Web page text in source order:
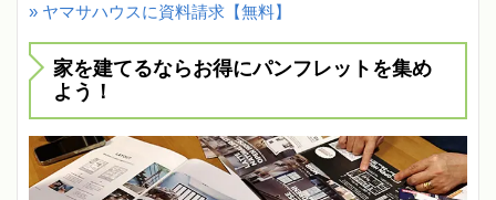
» ヤマサハウスに資料請求【無料】
家を建てるならお得にパンフレットを集め
よう！